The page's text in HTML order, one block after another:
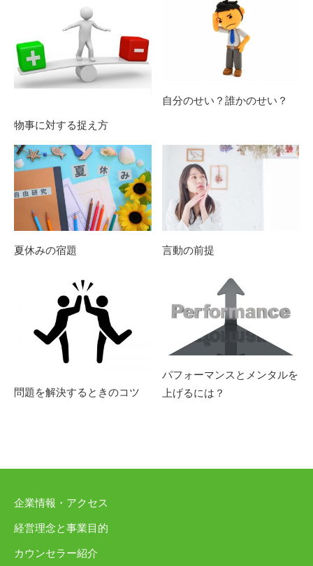
物事に対する捉え方
自分のせい？誰かのせい？
夏休みの宿題 言動の前提
問題を解決するときのコツ
パフォーマンスとメンタルを
上げるには？
企業情報・アクセス
経営理念と事業目的
カウンセラー紹介